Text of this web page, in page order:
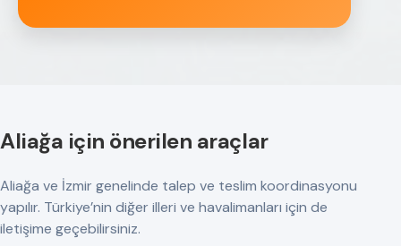
Aliağa için önerilen araçlar
Aliağa ve İzmir genelinde talep ve teslim koordinasyonu
yapılır. Türkiye’nin diğer illeri ve havalimanları için de
iletişime geçebilirsiniz.